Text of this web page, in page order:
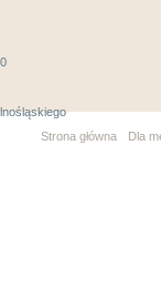
Strona główna
Dla